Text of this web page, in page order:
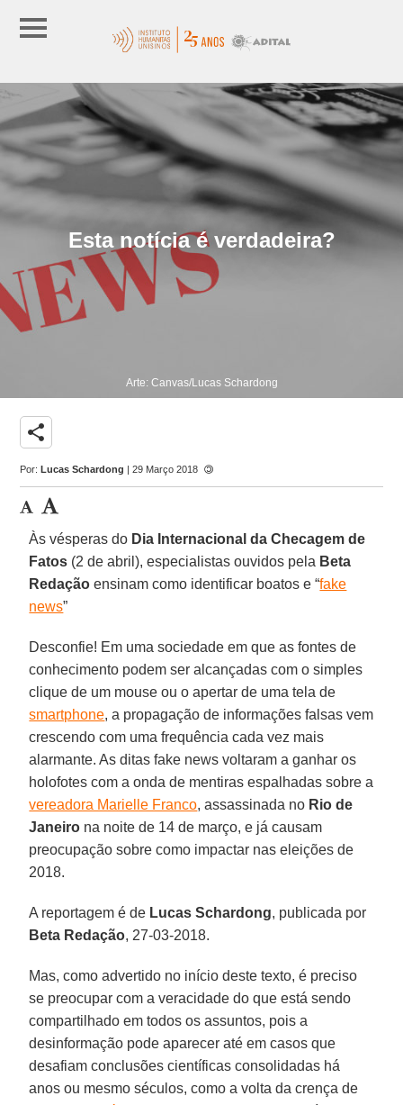
Esta notícia é verdadeira?
Arte: Canvas/Lucas Schardong
share
Por:Lucas Schardong | 29 Março 2018
Às vésperas do Dia Internacional da Checagem de
Fatos (2 de abril), especialistas ouvidos pela Beta
Redação ensinam como identificar boatos e “fake
news”
Desconfie! Em uma sociedade em que as fontes de
conhecimento podem ser alcançadas com o simples
clique de um mouse ou o apertar de uma tela de
smartphone, a propagação de informações falsas vem
crescendo com uma frequência cada vez mais
alarmante. As ditas fake news voltaram a ganhar os
holofotes com a onda de mentiras espalhadas sobre a
vereadora Marielle Franco, assassinada no Rio de
Janeiro na noite de 14 de março, e já causam
preocupação sobre como impactar nas eleições de
2018.
A reportagem é de Lucas Schardong, publicada por
Beta Redação, 27-03-2018.
Mas, como advertido no início deste texto, é preciso
se preocupar com a veracidade do que está sendo
compartilhado em todos os assuntos, pois a
desinformação pode aparecer até em casos que
desafiam conclusões científicas consolidadas há
anos ou mesmo séculos, como a volta da crença de